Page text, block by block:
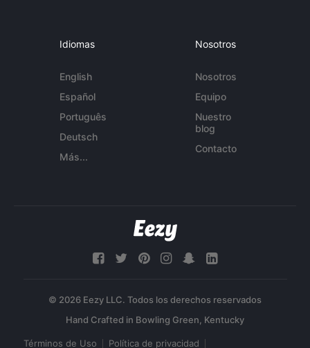
Idiomas
English
Español
Português
Deutsch
Más...
Nosotros
Nosotros
Equipo
Nuestro
blog
Contacto
© 2026 Eezy LLC. Todos los derechos reservados
Términos de Uso Política de privacidad